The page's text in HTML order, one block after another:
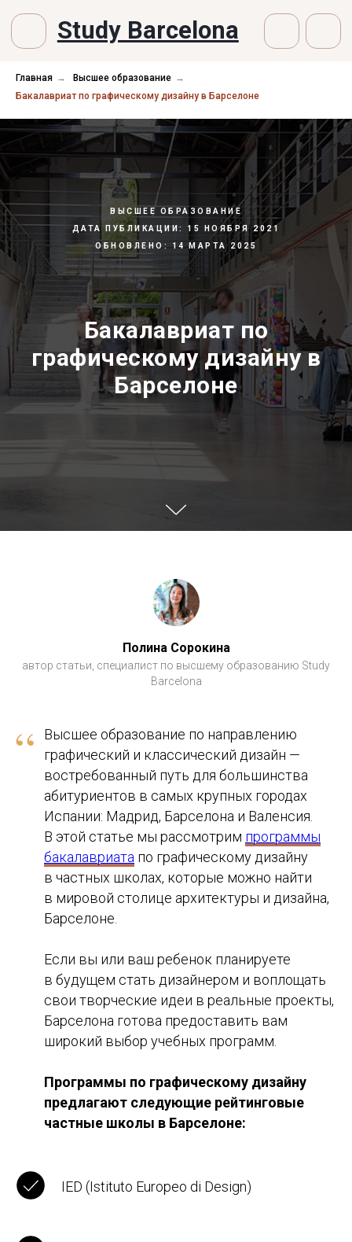
Study Barcelona
Главная → Высшее образование →
Бакалавриат по графическому дизайну в Барселоне
ВЫСШЕЕ ОБРАЗОВАНИЕ
ДАТА ПУБЛИКАЦИИ: 15 НОЯБРЯ 2021
ОБНОВЛЕНО: 14 МАРТА 2025
Бакалавриат по
графическому дизайну в
Барселоне
Полина Сорокина
автор статьи, специалист по высшему образованию Study
Barcelona
“
Высшее образование по направлению
графический и классический дизайн —
востребованный путь для большинства
абитуриентов в самых крупных городах
Испании: Мадрид, Барселона и Валенсия.
В этой статье мы рассмотрим программы
бакалавриата по графическому дизайну
в частных школах, которые можно найти
в мировой столице архитектуры и дизайна,
Барселоне.
Если вы или ваш ребенок планируете
в будущем стать дизайнером и воплощать
свои творческие идеи в реальные проекты,
Барселона готова предоставить вам
широкий выбор учебных программ.
Программы по графическому дизайну
предлагают следующие рейтинговые
частные школы в Барселоне:
IED (Istituto Europeo di Design)